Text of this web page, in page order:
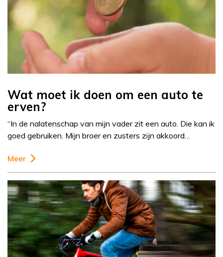
Wat moet ik doen om een auto te
erven?
“In de nalatenschap van mijn vader zit een auto. Die kan ik
goed gebruiken. Mijn broer en zusters zijn akkoord…
Meer